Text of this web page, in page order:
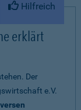
Hilfreich
erklärt
Der
e.V.